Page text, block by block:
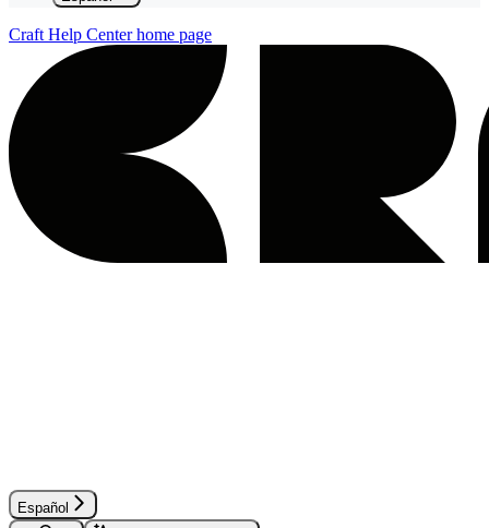
Craft Help Centerhome page
Español